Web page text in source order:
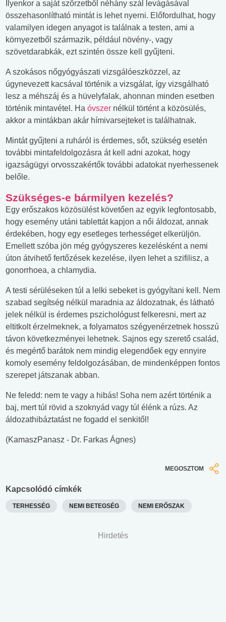
Ilyenkor a saját szőrzetből néhány szál levágásával
összehasonlítható mintát is lehet nyerni. Előfordulhat, hogy
valamilyen idegen anyagot is találnak a testen, ami a
környezetből származik, például növény-, vagy
szövetdarabkák, ezt szintén össze kell gyűjteni.
A szokásos nőgyógyászati vizsgálóeszközzel, az
úgynevezett kacsával történik a vizsgálat, így vizsgálható
lesz a méhszáj és a hüvelyfalak, ahonnan minden esetben
történik mintavétel. Ha óvszer nélkül történt a közösülés,
akkor a mintákban akár hímivarsejteket is találhatnak.
Mintát gyűjteni a ruháról is érdemes, sőt, szükség esetén
további mintafeldolgozásra át kell adni azokat, hogy
igazságügyi orvosszakértők további adatokat nyerhessenek
belőle.
Szükséges-e bármilyen kezelés?
Egy erőszakos közösülést követően az egyik legfontosabb,
hogy esemény utáni tablettát kapjon a női áldozat, annak
érdekében, hogy egy esetleges terhességet elkerüljön.
Emellett szóba jön még gyógyszeres kezelésként a nemi
úton átvihető fertőzések kezelése, ilyen lehet a szifilisz, a
gonorrhoea, a chlamydia.
A testi sérüléseken túl a lelki sebeket is gyógyítani kell. Nem
szabad segítség nélkül maradnia az áldozatnak, és látható
jelek nélkül is érdemes pszichológust felkeresni, mert az
eltitkolt érzelmeknek, a folyamatos szégyenérzetnek hosszú
távon következményei lehetnek. Sajnos egy szerető család,
és megértő barátok nem mindig elegendőek egy ennyire
komoly esemény feldolgozásában, de mindenképpen fontos
szerepet játszanak abban.
Ne feledd: nem te vagy a hibás! Soha nem azért történik a
baj, mert túl rövid a szoknyád vagy túl élénk a rúzs. Az
áldozathibáztatást ne fogadd el senkitől!
(KamaszPanasz - Dr. Farkas Ágnes)
MEGOSZTOM
Kapcsolódó címkék
TERHESSÉG NEMI BETEGSÉG NEMI ERŐSZAK
Hirdetés